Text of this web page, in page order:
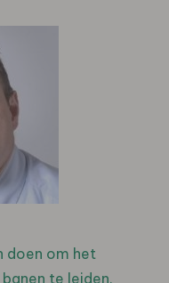
doen om het
te leiden.